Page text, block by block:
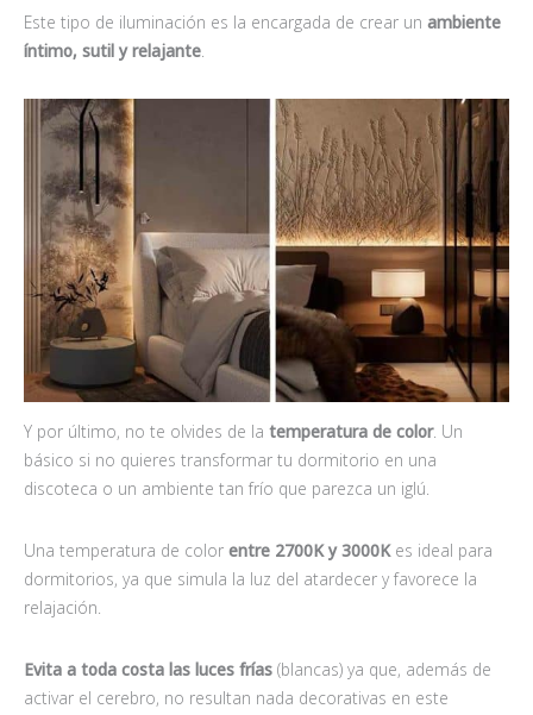
Este tipo de iluminación es la encargada de crear un ambiente
íntimo, sutil y relajante.
Y por último, no te olvides de la temperatura de color. Un
básico si no quieres transformar tu dormitorio en una
discoteca o un ambiente tan frío que parezca un iglú.
Una temperatura de color entre 2700K y 3000Kes ideal para
dormitorios, ya que simula la luz del atardecer y favorece la
relajación.
Evita a toda costa las luces frías (blancas) ya que, además de
activar el cerebro, no resultan nada decorativas en este